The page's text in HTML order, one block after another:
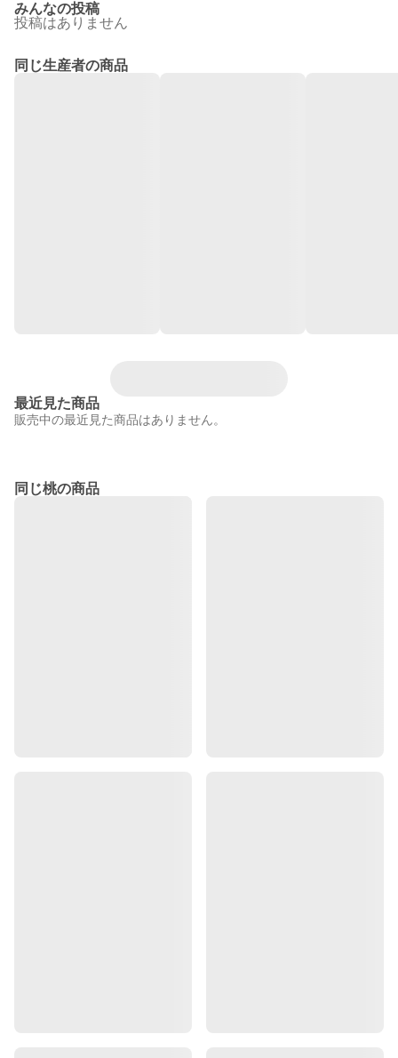
みんなの投稿
投稿はありません
同じ生産者の商品
最近見た商品
販売中の最近見た商品はありません。
同じ桃の商品